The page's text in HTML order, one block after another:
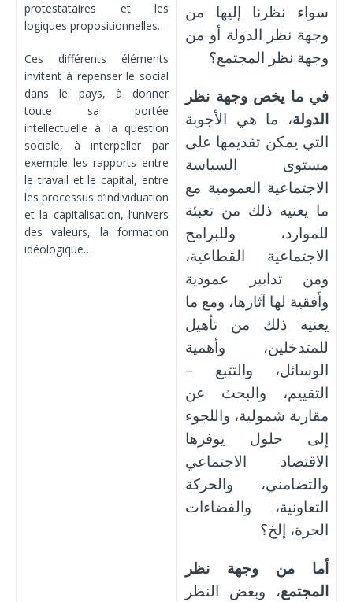
protestataires et les
logiques propositionnelles…
Ces différents éléments
invitent à repenser le social
dans le pays, à donner
toute sa portée
intellectuelle à la question
sociale, à interpeller par
exemple les rapports entre
le travail et le capital, entre
les processus d’individuation
et la capitalisation, l’univers
des valeurs, la formation
idéologique…
سواء نظرنا إليها من
وجهة نظر الدولة أو من
وجهة نظر المجتمع؟
في ما يخص وجهة نظر
الدولة، ما هي الأجوبة
التي يمكن تقديمها على
مستوى السياسة
الاجتماعية العمومية مع
ما يعنيه ذلك من تعبئة
للموارد، وللبرامج
الاجتماعية القطاعية،
ومن تدابير عمودية
وأفقية لها آثارها، ومع ما
يعنيه ذلك من تأهيل
للمتدخلين، وأهمية
الوسائل، والتتبع –
التقييم، والبحث عن
مقاربة شمولية، واللجوء
إلى حلول يوفرها
الاقتصاد الاجتماعي
والتضامني، والحركة
التعاونية، والفضاءات
الحرة، إلخ؟
أما من وجهة نظر
المجتمع، وبغض النظر